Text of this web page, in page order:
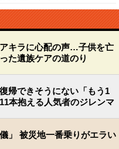
キラに心配の声…子供を亡
た遺族ケアの道のり
帰できそうにない「もう1
本抱える人気者のジレンマ
」 被災地一番乗りがエラい